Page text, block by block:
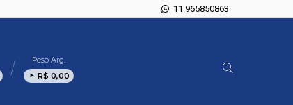
11 965850863
Peso Arg.
R$ 0,00